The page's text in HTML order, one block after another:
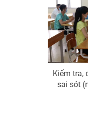
Kiểm tra,
sai sót